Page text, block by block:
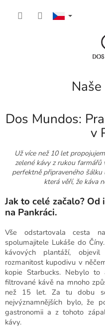
Dos Mundos:
v
Už více než 10 let
zelené kávy z rukou
perfektně připraveného šálku
která věří, že káva
Jak to celé začalo?
na Pankráci.
Vše odstartovala cesta
spolumajitele Lukáše do
kávových plantáží,
rozmanitost kupodivu v
kopie Starbucks. Nebylo
filtrované kávě na mnoho
než 15 let. Za tu dobu
nejvýznamnějších bylo, že
gastronomii a z tohoto
kávy.